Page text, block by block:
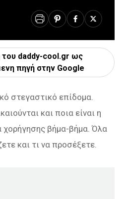
του daddy-cool.gr ως
πηγή στην Google
στεγαστικό επίδομα.
και ποια είναι η
χορήγησης βήμα-βήμα. Όλα
και τι να προσέξετε.